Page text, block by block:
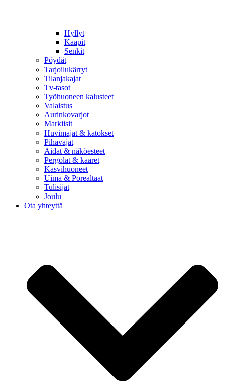
Hyllyt
Kaapit
Senkit
Pöydät
Tarjoilukärryt
Tilanjakajat
Tv-tasot
Työhuoneen kalusteet
Valaistus
Aurinkovarjot
Markiisit
Huvimajat & katokset
Pihavajat
Aidat & näköesteet
Pergolat & kaaret
Kasvihuoneet
Uima & Porealtaat
Tulisijat
Joulu
Ota yhteyttä